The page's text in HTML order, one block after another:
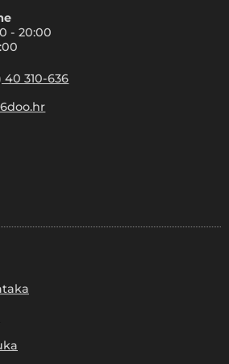
- 20:00
40 310-636